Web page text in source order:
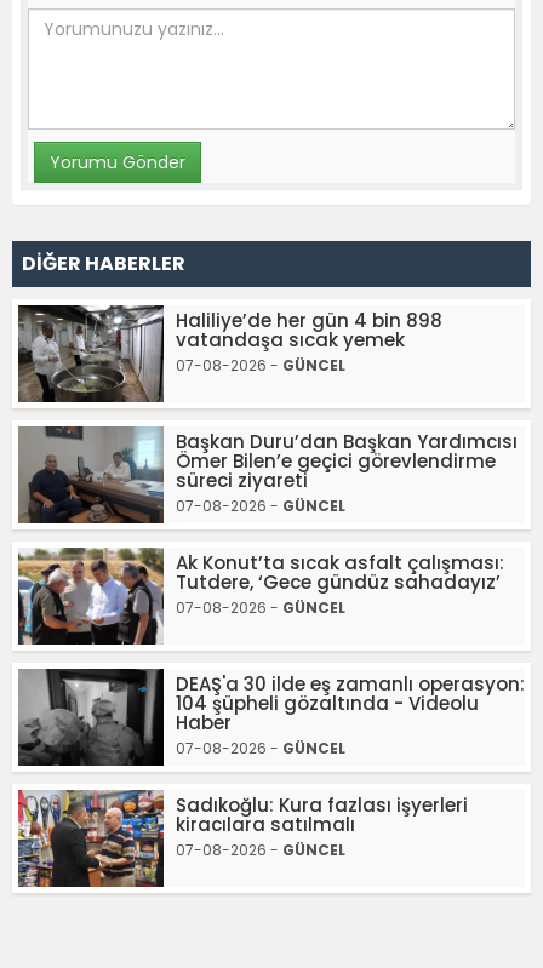
DİĞER HABERLER
Haliliye’de her gün 4 bin 898
vatandaşa sıcak yemek
07-08-2026 - GÜNCEL
Başkan Duru’dan Başkan Yardımcısı
Ömer Bilen’e geçici görevlendirme
süreci ziyareti
07-08-2026 - GÜNCEL
Ak Konut’ta sıcak asfalt çalışması:
Tutdere, ‘Gece gündüz sahadayız’
07-08-2026 - GÜNCEL
DEAŞ'a 30 ilde eş zamanlı operasyon:
104 şüpheli gözaltında - Videolu
Haber
07-08-2026 - GÜNCEL
Sadıkoğlu: Kura fazlası işyerleri
kiracılara satılmalı
07-08-2026 - GÜNCEL